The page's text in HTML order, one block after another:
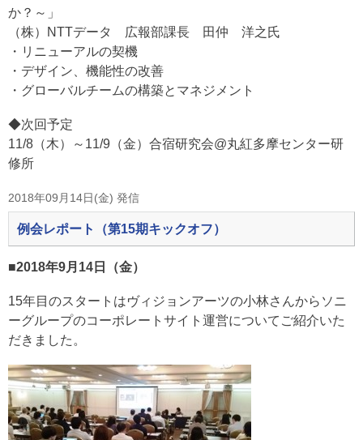
か？～」
（株）NTTデータ 広報部課長 田仲 洋之氏
・リニューアルの契機
・デザイン、機能性の改善
・グローバルチームの構築とマネジメント
◆次回予定
11/8（木）～11/9（金）合宿研究会@丸紅多摩センター研
修所
2018年09月14日(金) 発信
例会レポート（第15期キックオフ）
■2018年9月14日（金）
15年目のスタートはヴィジョンアーツの小林さんからソニ
ーグループのコーポレートサイト運営についてご紹介いた
だきました。